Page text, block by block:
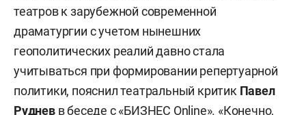
театров к зарубежной современной
драматургии с учетом нынешних
геополитических реалий давно стала
учитываться при формировании репертуарной
политики, пояснил театральный критик Павел
Руднев в беседе с «БИЗНЕС Online». «Конечно,